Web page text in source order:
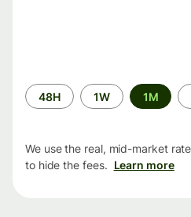
Time
period
48H 1W 1M
We use the real, mid-market
to hide the fees. Learn more